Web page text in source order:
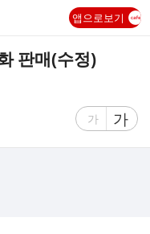
앱으로보기
판매(수정)
글
가
글
자
가